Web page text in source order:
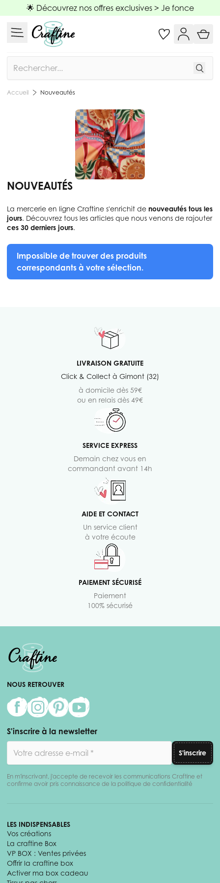
Allez au contenu
🌟 Découvrez nos offres exclusives > Je fonce
Accueil Nouveautés
NOUVEAUTÉS
La mercerie en ligne Craftine s'enrichit de nouveautés tous les
jours. Découvrez tous les articles que nous venons de rajouter
ces 30 derniers jours.
Impossible de trouver des produits
correspondants à votre sélection.
LIVRAISON GRATUITE
Click & Collect à Gimont (32)
à domicile dès 59€
ou en relais dès 49€
SERVICE EXPRESS
Demain chez vous en
commandant avant 14h
AIDE ET CONTACT
Un service client
à votre écoute
PAIEMENT SÉCURISÉ
Paiement
100% sécurisé
NOUS RETROUVER
S'inscrire à la newsletter
S'inscrire
En m'inscrivant, j'accepte de recevoir les communications Craftine et
confirme avoir pris connaissance de la politique de confidentialité
LES INDISPENSABLES
Vos créations
La craftine Box
VP BOX : Ventes privées
Offrir la craftine box
Activer ma box cadeau